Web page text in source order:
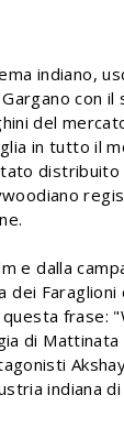
indiano,
con
del
in tutto il
distribuito
e dalla
dei
frase:
di
indiana